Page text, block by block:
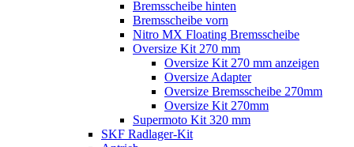
Bremsscheibe hinten
Bremsscheibe vorn
Nitro MX Floating Bremsscheibe
Oversize Kit 270 mm
Oversize Kit 270 mm anzeigen
Oversize Adapter
Oversize Bremsscheibe 270mm
Oversize Kit 270mm
Supermoto Kit 320 mm
SKF Radlager-Kit